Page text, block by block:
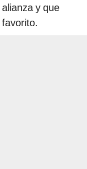
y que